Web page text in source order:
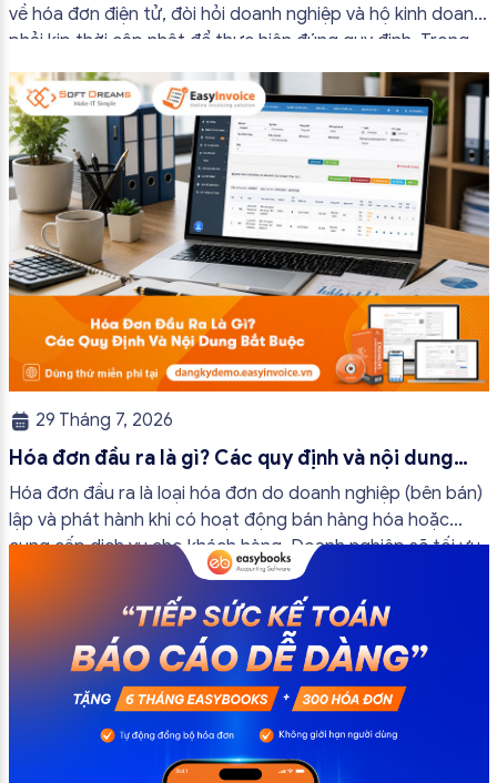
về hóa đơn điện tử, đòi hỏi doanh nghiệp và hộ kinh doanh
phải kịp thời cập nhật để thực hiện đúng quy định. Trong
bài viết này, hóa đơn điện tử EasyInvoice sẽ chia sẻ 13
trường hợp hóa đơn điện tử không cần […]
29 Tháng 7, 2026
Hóa đơn đầu ra là gì? Các quy định và nội dung
bắt buộc mới nhất
Hóa đơn đầu ra là loại hóa đơn do doanh nghiệp (bên bán)
lập và phát hành khi có hoạt động bán hàng hóa hoặc
cung cấp dịch vụ cho khách hàng. Doanh nghiệp sẽ tối ưu
quy trình vận hành và tránh được những án phạt hành
chính không đáng có nếu nắm rõ […]